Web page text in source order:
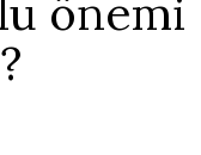
önemi